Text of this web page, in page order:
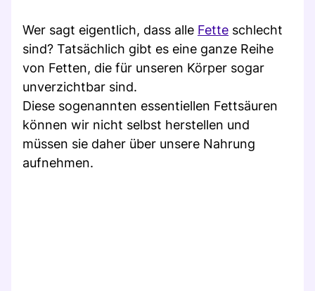
Wer sagt eigentlich, dass alle Fette schlecht
sind? Tatsächlich gibt es eine ganze Reihe
von Fetten, die für unseren Körper sogar
unverzichtbar sind.
Diese sogenannten essentiellen Fettsäuren
können wir nicht selbst herstellen und
müssen sie daher über unsere Nahrung
aufnehmen.